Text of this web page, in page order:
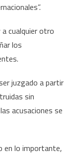
cualquier otro
los
juzgado a partir
sin
acusaciones se
en lo importante,